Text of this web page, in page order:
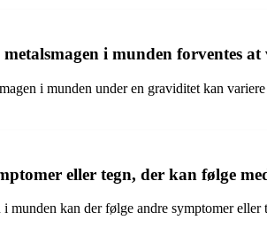
i munden forventes
i munden under en graviditet kan
eller tegn, der kan følge
munden kan der følge andre symptomer